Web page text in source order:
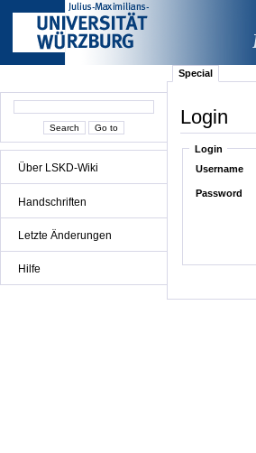
Über LSKD-Wiki
Handschriften
Letzte Änderungen
Hilfe
Special
Login
Login
Username
Password